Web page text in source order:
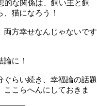
な関係は、飼い主と飼
猫になろう！
方幸せなんじゃないです
に！
らい続き、幸福論の話題
ここらへんにしておきま